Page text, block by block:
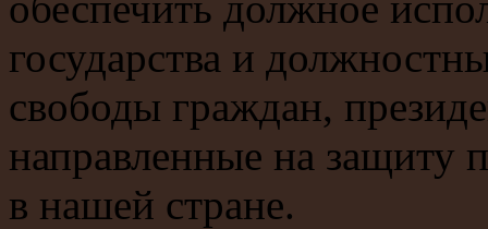
государства и
свободы граждан,
направленные на защиту
в нашей стране.